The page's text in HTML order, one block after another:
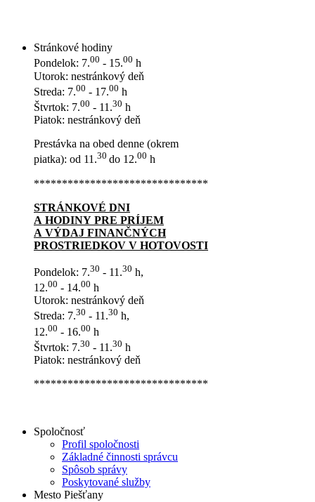
Stránkové hodiny
Pondelok: 7.00 - 15.00 h
Utorok: nestránkový deň
Streda: 7.00 - 17.00 h
Štvrtok: 7.00 - 11.30 h
Piatok: nestránkový deň
Prestávka na obed denne (okrem
piatka): od 11.30 do 12.00 h
*******************************
STRÁNKOVÉ DNI
A HODINY PRE PRÍJEM
A VÝDAJ FINANČNÝCH
PROSTRIEDKOV V HOTOVOSTI
Pondelok: 7.30 - 11.30 h,
12.00 - 14.00 h
Utorok: nestránkový deň
Streda: 7.30 - 11.30 h,
12.00 - 16.00 h
Štvrtok: 7.30 - 11.30 h
Piatok: nestránkový deň
*******************************
Spoločnosť
Profil spoločnosti
Základné činnosti správcu
Spôsob správy
Poskytované služby
Mesto Piešťany